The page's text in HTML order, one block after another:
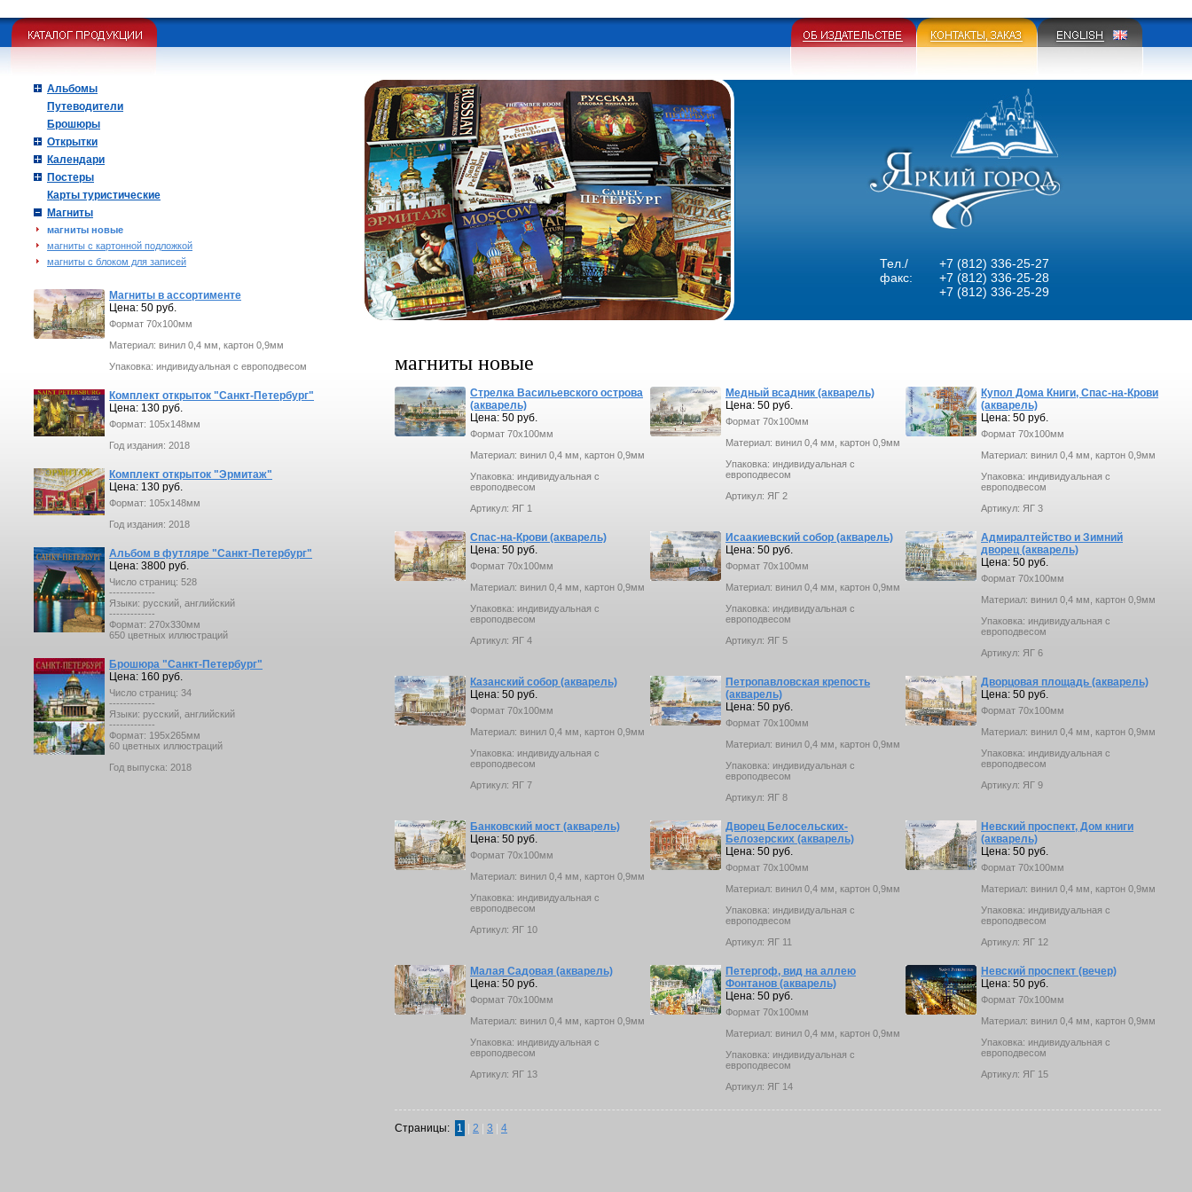
Альбомы
Путеводители
Брошюры
Открытки
Календари
Постеры
Карты туристические
Магниты
магниты новые
магниты с картонной подложкой
магниты с блоком для записей
Магниты в ассортименте
Цена: 50 руб.
Формат 70х100мм
Материал: винил 0,4 мм, картон 0,9мм
Упаковка: индивидуальная с европодвесом
Комплект открыток "Санкт-Петербург"
Цена: 130 руб.
Формат: 105x148мм
Год издания: 2018
Комплект открыток "Эрмитаж"
Цена: 130 руб.
Формат: 105x148мм
Год издания: 2018
Альбом в футляре "Санкт-Петербург"
Цена: 3800 руб.
Число страниц: 528
-------------
Языки: русский, английский
-------------
Формат: 270х330мм
650 цветных иллюстраций
Брошюра "Санкт-Петербург"
Цена: 160 руб.
Число страниц: 34
-------------
Языки: русский, английский
-------------
Формат: 195х265мм
60 цветных иллюстраций
Год выпуска: 2018
Тел./
факс:
+7 (812) 336-25-27
+7 (812) 336-25-28
+7 (812) 336-25-29
магниты новые
Стрелка Васильевского острова
(акварель)
Цена: 50 руб.
Формат 70х100мм
Материал: винил 0,4 мм, картон 0,9мм
Упаковка: индивидуальная с
европодвесом
Артикул: ЯГ 1
Медный всадник (акварель)
Цена: 50 руб.
Формат 70х100мм
Материал: винил 0,4 мм, картон 0,9мм
Упаковка: индивидуальная с
европодвесом
Артикул: ЯГ 2
Купол Дома Книги, Спас-на-Крови
(акварель)
Цена: 50 руб.
Формат 70х100мм
Материал: винил 0,4 мм, картон 0,9мм
Упаковка: индивидуальная с
европодвесом
Артикул: ЯГ 3
Спас-на-Крови (акварель)
Цена: 50 руб.
Формат 70х100мм
Материал: винил 0,4 мм, картон 0,9мм
Упаковка: индивидуальная с
европодвесом
Артикул: ЯГ 4
Исаакиевский собор (акварель)
Цена: 50 руб.
Формат 70х100мм
Материал: винил 0,4 мм, картон 0,9мм
Упаковка: индивидуальная с
европодвесом
Артикул: ЯГ 5
Адмиралтейство и Зимний
дворец (акварель)
Цена: 50 руб.
Формат 70х100мм
Материал: винил 0,4 мм, картон 0,9мм
Упаковка: индивидуальная с
европодвесом
Артикул: ЯГ 6
Казанский собор (акварель)
Цена: 50 руб.
Формат 70х100мм
Материал: винил 0,4 мм, картон 0,9мм
Упаковка: индивидуальная с
европодвесом
Артикул: ЯГ 7
Петропавловская крепость
(акварель)
Цена: 50 руб.
Формат 70х100мм
Материал: винил 0,4 мм, картон 0,9мм
Упаковка: индивидуальная с
европодвесом
Артикул: ЯГ 8
Дворцовая площадь (акварель)
Цена: 50 руб.
Формат 70х100мм
Материал: винил 0,4 мм, картон 0,9мм
Упаковка: индивидуальная с
европодвесом
Артикул: ЯГ 9
Банковский мост (акварель)
Цена: 50 руб.
Формат 70х100мм
Материал: винил 0,4 мм, картон 0,9мм
Упаковка: индивидуальная с
европодвесом
Артикул: ЯГ 10
Дворец Белосельских-
Белозерских (акварель)
Цена: 50 руб.
Формат 70х100мм
Материал: винил 0,4 мм, картон 0,9мм
Упаковка: индивидуальная с
европодвесом
Артикул: ЯГ 11
Невский проспект, Дом книги
(акварель)
Цена: 50 руб.
Формат 70х100мм
Материал: винил 0,4 мм, картон 0,9мм
Упаковка: индивидуальная с
европодвесом
Артикул: ЯГ 12
Малая Садовая (акварель)
Цена: 50 руб.
Формат 70х100мм
Материал: винил 0,4 мм, картон 0,9мм
Упаковка: индивидуальная с
европодвесом
Артикул: ЯГ 13
Петергоф, вид на аллею
Фонтанов (акварель)
Цена: 50 руб.
Формат 70х100мм
Материал: винил 0,4 мм, картон 0,9мм
Упаковка: индивидуальная с
европодвесом
Артикул: ЯГ 14
Невский проспект (вечер)
Цена: 50 руб.
Формат 70х100мм
Материал: винил 0,4 мм, картон 0,9мм
Упаковка: индивидуальная с
европодвесом
Артикул: ЯГ 15
Страницы: 1 2 3 4